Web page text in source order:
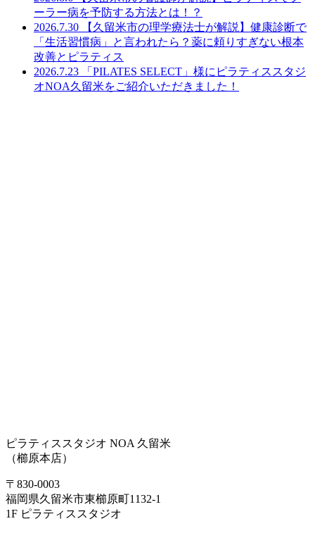
ーラー病を予防する方法とは！？
2026.7.30
【久留米市の理学療法士が解説】健康診断で
「生活習慣病」と言われたら？薬に頼りすぎない根本
改善とピラティス
2026.7.23
「PILATES SELECT」様にピラティススタジ
オNOA久留米をご紹介いただきました！
ピラティススタジオ NOA 久留米
（櫛原本店）
〒830-0003
福岡県久留米市東櫛原町1132-1
1F ピラティススタジオ